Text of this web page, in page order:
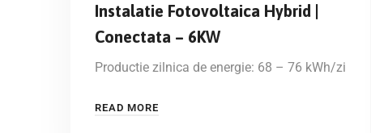
Instalatie Fotovoltaica Hybrid |
Conectata – 6KW
Productie zilnica de energie: 68 – 76 kWh/zi
READ MORE